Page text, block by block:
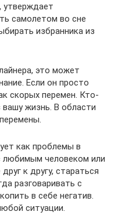
утверждает
самолетом во сне
избранника из
это может
Если он просто
скорых перемен. Кто-
жизнь. В области
как проблемы в
любимым человеком или
к другу, стараться
разговаривать с
в себе негатив.
ситуации.